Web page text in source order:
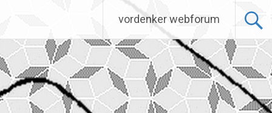
vordenker webforum